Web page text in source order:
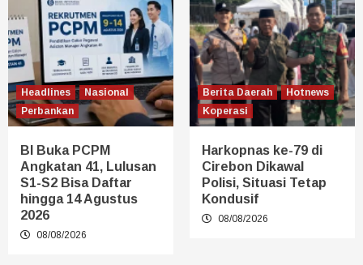
Headlines
Nasional
Perbankan
BI Buka PCPM
Angkatan 41, Lulusan
S1-S2 Bisa Daftar
hingga 14 Agustus
2026
08/08/2026
Berita Daerah
Hotnews
Koperasi
Harkopnas ke-79 di
Cirebon Dikawal
Polisi, Situasi Tetap
Kondusif
08/08/2026